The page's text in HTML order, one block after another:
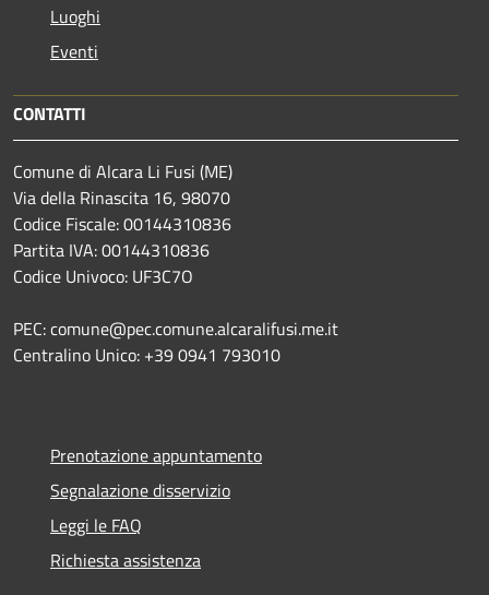
Luoghi
Eventi
CONTATTI
Comune di Alcara Li Fusi (ME)
Via della Rinascita 16, 98070
Codice Fiscale: 00144310836
Partita IVA: 00144310836
Codice Univoco: UF3C7O
PEC: comune@pec.comune.alcaralifusi.me.it
Centralino Unico: +39 0941 793010
Prenotazione appuntamento
Segnalazione disservizio
Leggi le FAQ
Richiesta assistenza